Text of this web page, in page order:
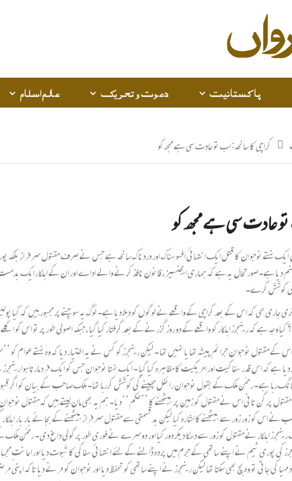
پاکستانیت دعوت و تحریک عالم اسلام
کراچی کا سانحہ: اب تو عادت سی ہے مجھ کو
عادت سی ہے مجھ کو
ایک نہتے نوجوان کا قتل ایک انتہائی افسوسناک اور دردناک سانحہ ہے جس نے صرف مقتول سرفراز
دیا ہے۔صورتحال یہ ہے کہ ہماری ایجنسیز ،قانون نافذ کرنے والے اداے اور ان کے اہلکار ایک
کی کوشش کرے۔
جاری ھی کہ اس کے بعد کراچی کے واقعے نے لوگوں کو دہلا دیا ہے۔ لوگ یہ سوچنے پر مجبور ہیں کہ
وجہ ہے کہ رینجرز اہلکار کو واقعے کے دو روز گزرنے کے بعد گرفتار کیا گیا ،جبکہ اصولی طور پر تو اس کو
کے مقتول نوجوان جرائم پیشہ تھا یا نہیں تھا ۔ لیکن رینجرز کو کس نے یہ اختیار دیا کہ وہ نہتے
دیا ہے کہ اس قدر سفاکیت اور امریکیت کا مظاہرہ کیا گیا ۔ ایک نہتا نوجوان جس کو ایک فرد مارتا
رہا ہے۔ رحمٰن ملک کے بقول نوجوان رائفل چھینے کی کوشش کررہا تھا۔ ملک صاحب کے بیان کو اگر
پر گن تانی اس نے مقتول کو زمین پر بیٹھنے کا ’’حکم ‘‘دیا۔ ہم یہ بھی مان لیتے ہیں کہ مقتول
نے اس کو زور زور سے بیٹھنے کا اشارہ کیا لیکن بدقسمتی سے مقتول سرفراز بیٹھنے کے بجائے بار بار
رینجرز اہلکار نے مقتول کو زور سے دھکا دیکر دور کیا اور دوسرے نے فوری طور پر گولی داغ دی۔ رحمٰن
کی پوری ٹیم نے اپنے ساتھی کے جرم میں پردہ ڈالنے کے لئے انتہائی سفاکی کا ثبوت دیا اور اعانتِ
کی جاتی تو وہ بچ بھی سکتا تھا لیکن رینجرز نے اپنے ساتھی کو تحفظ دیا اور نوجوان کو مرنے دیا تاکہ اپنی